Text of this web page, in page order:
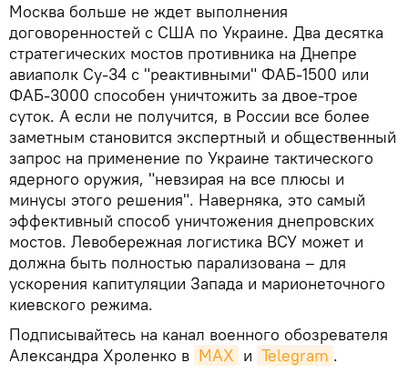
Москва больше не ждет выполнения
договоренностей с США по Украине. Два десятка
стратегических мостов противника на Днепре
авиаполк Су-34 с "реактивными" ФАБ-1500 или
ФАБ-3000 способен уничтожить за двое-трое
суток. А если не получится, в России все более
заметным становится экспертный и общественный
запрос на применение по Украине тактического
ядерного оружия, "невзирая на все плюсы и
минусы этого решения". Наверняка, это самый
эффективный способ уничтожения днепровских
мостов. Левобережная логистика ВСУ может и
должна быть полностью парализована – для
ускорения капитуляции Запада и марионеточного
киевского режима.
Подписывайтесь на канал военного обозревателя
Александра Хроленко в MAX и Telegram .